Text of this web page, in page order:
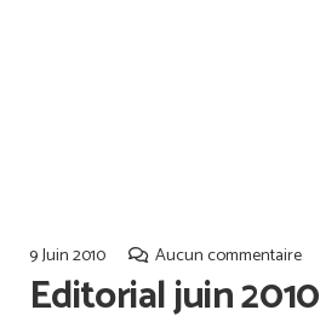
9 Juin 2010 Aucun commentaire
Editorial juin 2010